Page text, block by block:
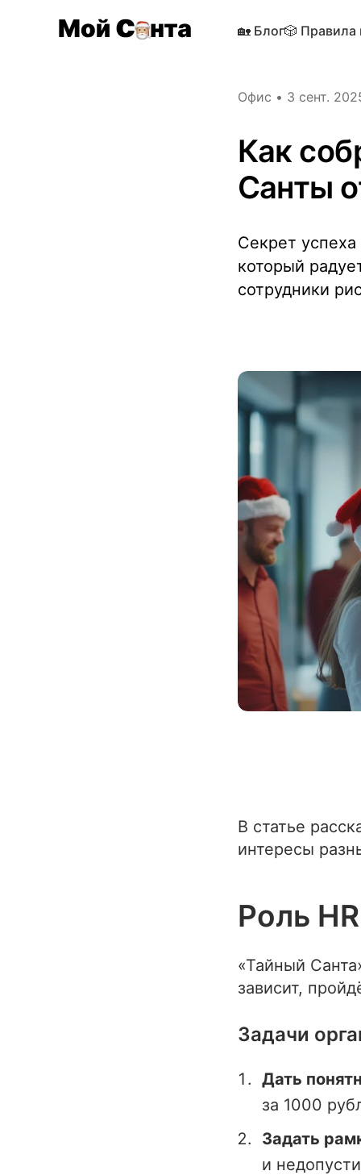
🏡 Блог🎲 Правила
Офис • 3 сент.
Как
Санты
Секрет
который
сотрудники
В статье
интересы
Роль
«Тайный
зависит,
Задачи
Дать
за 1000
Задать
и